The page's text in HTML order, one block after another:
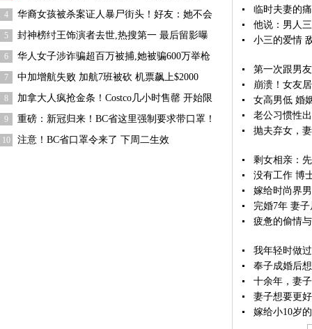
4 华裔女孩被杀案证人暴尸街头！好友：她不会
5 封神榜纣王饰演者去世,热搜第一 最后留影曝
6 华人女子涉诈骗超百万被捕,她被骗600万举枪
7 中加增航失败 加航7班被砍 机票飙上$2000
8 加拿大人疯抢金条！Costco几小时售罄 开始限
9 重磅：新冠归来！BC省这里强制要求带口罩！
10 注意！BC省口罩令来了 下周二生效
临时夫妻的
他说：男人
小三的爱情
第一次跟男
崩溃！女友
女高男低 婚
老公习惯性
抛夫弃女，
剩女相亲：
没有工作 博
嫁给时尚界
完婚7年 妻
疲惫的偷情
我年轻时做
奉子成婚后
十余年，妻
妻子想要更
嫁给小10岁